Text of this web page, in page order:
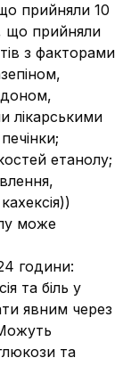
прийняли 10
що прийняли
з факторами
лікарськими
етанолу;
може
години:
та біль у
явним через
та